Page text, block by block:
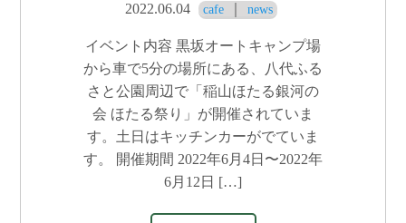
2022.06.04 cafe news
イベント内容 黒坂オートキャンプ場
から車で5分の場所にある、八代ふる
さと公園周辺で「稲山ほたる銀河の
会 ほたる祭り」が開催されていま
す。土日はキッチンカーがでていま
す。 開催期間 2022年6月4日〜2022年
6月12日 […]